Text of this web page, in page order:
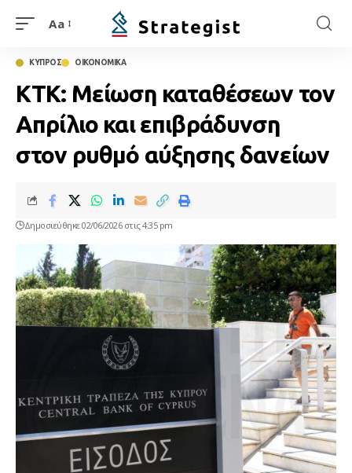
Aa
ΚΥΠΡΟΣ ΟΙΚΟΝΟΜΙΚΑ
ΚΤΚ: Μείωση καταθέσεων τον
Απρίλιο και επιβράδυνση
στον ρυθμό αύξησης δανείων
Δημοσιεύθηκε 02/06/2026 στις 4:35 pm